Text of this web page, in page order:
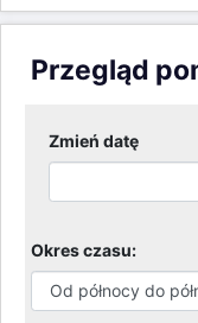
Przegląd
Zmień datę
Okres czasu: